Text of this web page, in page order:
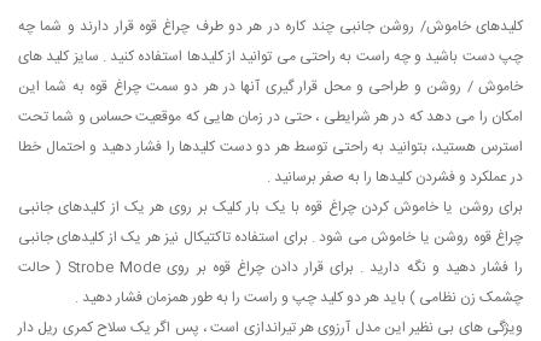
کلیدهای خاموش/ روشن جانبی چند کاره در هر دو طرف چراغ قوه قرار دارند و شما چه
چپ دست باشید و چه راست به راحتی می توانید از کلیدها استفاده کنید . سایز کلید های
خاموش / روشن و طراحی و محل قرار گیری آنها در هر دو سمت چراغ قوه به شما این
امکان را می دهد که در هر شرایطی ، حتی در زمان هایی که موقعیت حساس و شما تحت
استرس هستید، بتوانید به راحتی توسط هر دو دست کلیدها را فشار دهید و احتمال خطا
در عملکرد و فشردن کلیدها را به صفر برسانید .
برای روشن یا خاموش کردن چراغ قوه با یک بار کلیک بر روی هر یک از کلیدهای جانبی
چراغ قوه روشن یا خاموش می شود . برای استفاده تاکتیکال نیز هر یک از کلیدهای جانبی
را فشار دهید و نگه دارید . برای قرار دادن چراغ قوه بر روی Strobe Mode ( حالت
چشمک زن نظامی ) باید هر دو کلید چپ و راست را به طور همزمان فشار دهید .
ویژگی های بی نظیر این مدل آرزوی هر تیراندازی است ، پس اگر یک سلاح کمری ریل دار